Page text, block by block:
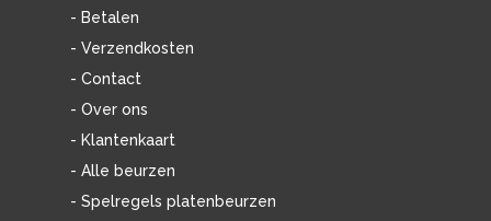
- Betalen
- Verzendkosten
- Contact
- Over ons
- Klantenkaart
- Alle beurzen
- Spelregels platenbeurzen